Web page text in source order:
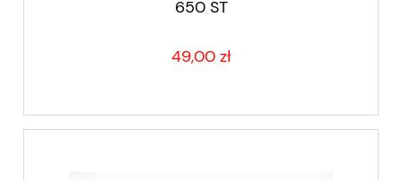
650 ST
49,00 zł